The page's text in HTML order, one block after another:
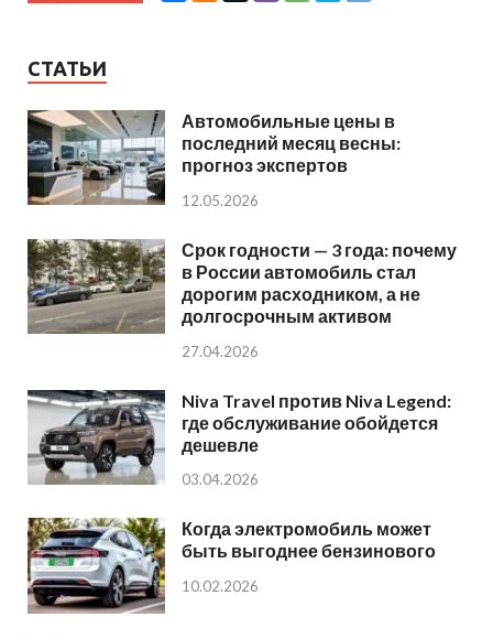
СТАТЬИ
Автомобильные цены в
последний месяц весны:
прогноз экспертов
12.05.2026
Срок годности — 3 года: почему
в России автомобиль стал
дорогим расходником, а не
долгосрочным активом
27.04.2026
Niva Travel против Niva Legend:
где обслуживание обойдется
дешевле
03.04.2026
Когда электромобиль может
быть выгоднее бензинового
10.02.2026